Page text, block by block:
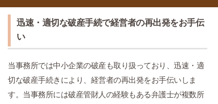
迅速・適切な破産手続で経営者の再出発をお手伝
い
当事務所では中小企業の破産も取り扱っており、迅速・適
切な破産手続きにより、経営者の再出発をお手伝いしま
す。当事務所には破産管財人の経験もある弁護士が複数所